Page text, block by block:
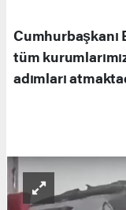
tüm
adımları